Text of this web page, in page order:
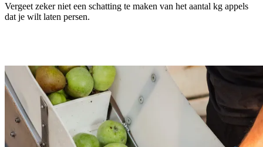
Vergeet zeker niet een schatting te maken van het aantal kg appels
dat je wilt laten persen.